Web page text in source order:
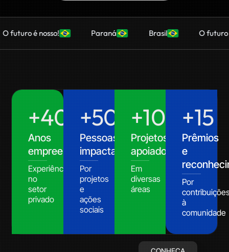
é nosso! Paraná O futuro é
+40
Anos
empreendendo
Experiência
no
setor
privado
+50 mil
Pessoas
impactadas
Por
projetos
e
ações
sociais
+100
Projetos
apoiados
Em
diversas
áreas
+15
Prêmios
e
Por
à
comunidade